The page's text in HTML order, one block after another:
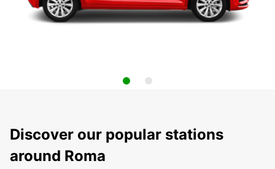
Discover our popular stations
around Roma